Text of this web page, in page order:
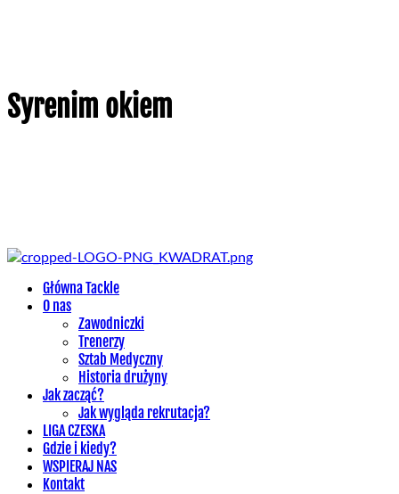
Syrenim okiem
Główna Tackle
O nas
Zawodniczki
Trenerzy
Sztab Medyczny
Historia drużyny
Jak zacząć?
Jak wygląda rekrutacja?
LIGA CZESKA
Gdzie i kiedy?
WSPIERAJ NAS
Kontakt